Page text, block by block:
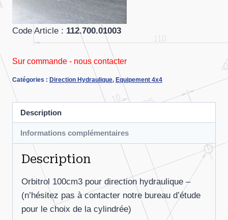
Code Article : 112.700.01003
Sur commande - nous contacter
Catégories : Direction Hydraulique, Equipement 4x4
Description
Informations complémentaires
Description
Orbitrol 100cm3 pour direction hydraulique –
(n’hésitez pas à contacter notre bureau d’étude
pour le choix de la cylindrée)